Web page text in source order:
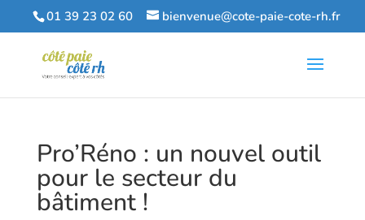
01 39 23 02 60 bienvenue@cote-paie-cote-rh.fr
Pro’Réno : un nouvel outil
pour le secteur du
bâtiment !